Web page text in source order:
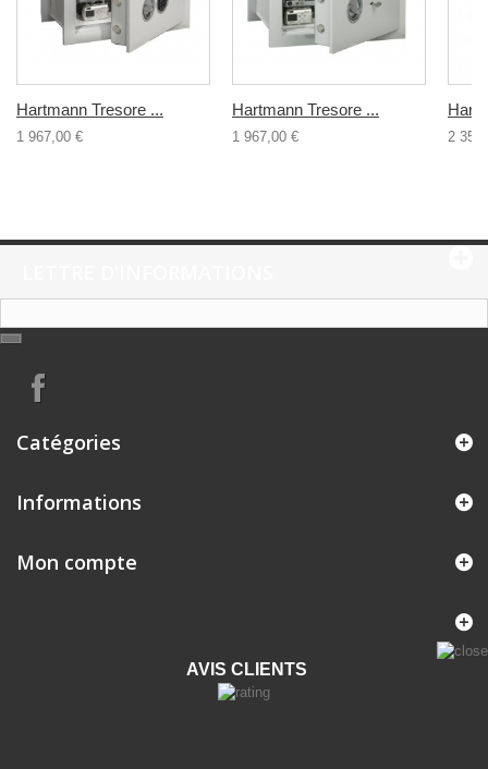
Hartmann Tresore ...
1 967,00 €
Hartmann Tresore ...
1 967,00 € 2
Catégories
Informations
Mon compte
AVIS CLIENTS